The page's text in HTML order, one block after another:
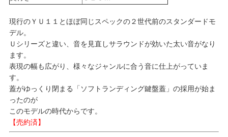
現行のＹＵ１１とほぼ同じスペックの２世代前のスタンダードモ
デル。
Ｕシリーズと違い、音を見直しサラウンドが効いた太い音がなり
ます。
表現の幅も広がり、様々なジャンルに合う音に仕上がっていま
す。
蓋がゆっくり閉まる「ソフトランディング鍵盤蓋」の採用が始ま
ったのが
このモデルの時代からです。
【売約済】